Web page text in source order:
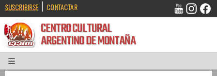
SUSCRIBIRSE | CONTACTAR
CENTRO CULTURAL
ARGENTINO DE MONTAÑA